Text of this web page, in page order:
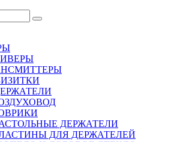
ДЕРЖАТЕЛИ
ДЛЯ ДЕРЖАТЕЛЕЙ